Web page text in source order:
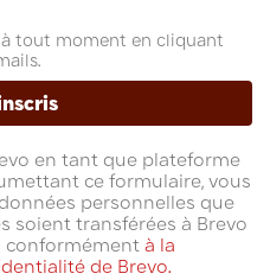
à tout moment en cliquant
en tant que plateforme
ce formulaire, vous
personnelles que
soient transférées à Brevo
conformément à la
de Brevo.